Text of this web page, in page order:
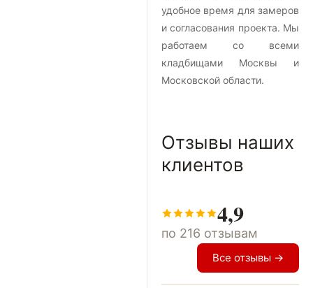
удобное время для замеров
и согласования проекта. Мы
работаем со всеми
кладбищами Москвы и
Московской области.
Отзывы наших
клиентов
4,9
по 216 отзывам
Все отзывы →